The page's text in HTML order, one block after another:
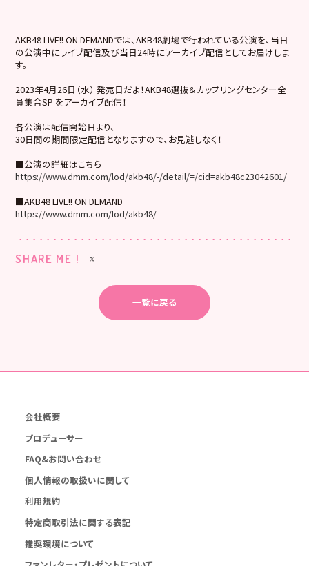
AKB48 LIVE!! ON DEMANDでは、AKB48劇場で行われている公演を、当日
の公演中にライブ配信及び当日24時にアーカイブ配信としてお届けしま
す。
2023年4月26日（水） 発売日だよ！AKB48選抜＆カップリングセンター全
員集合SP をアーカイブ配信！
各公演は配信開始日より、
30日間の期間限定配信となりますので、お見逃しなく！
■公演の詳細はこちら
https://www.dmm.com/lod/akb48/-/detail/=/cid=akb48c23042601/
■AKB48 LIVE!! ON DEMAND
https://www.dmm.com/lod/akb48/
SHARE ME !
一覧に戻る
会社概要
プロデューサー
FAQ&お問い合わせ
個人情報の取扱いに関して
利用規約
特定商取引法に関する表記
推奨環境について